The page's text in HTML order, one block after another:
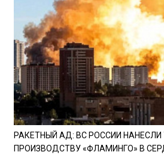
РАКЕТНЫЙ АД: ВС РОССИИ
ПРОИЗВОДСТВУ «ФЛАМИНГО» В